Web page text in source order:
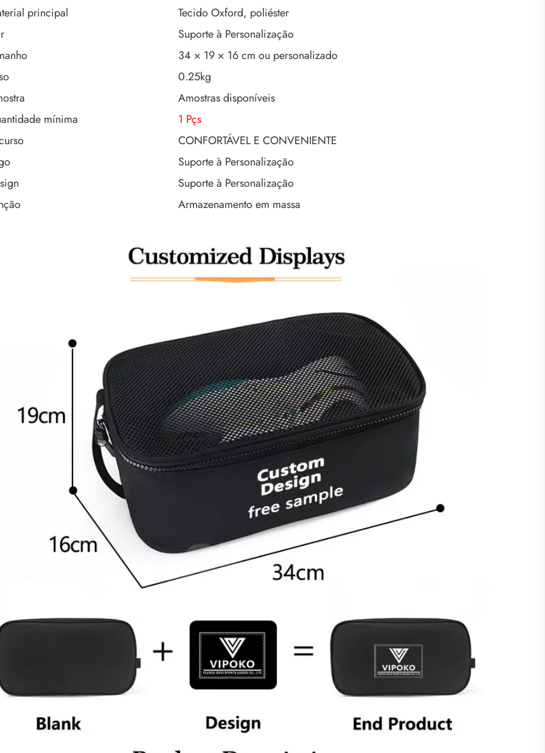
principal
Tecido Oxford, poliéster
Suporte à Personalização
34 × 19 × 16 cm ou personalizado
0.25kg
Amostras disponíveis
mínima
1 Pçs
CONFORTÁVEL E CONVENIENTE
Suporte à Personalização
Suporte à Personalização
Armazenamento em massa